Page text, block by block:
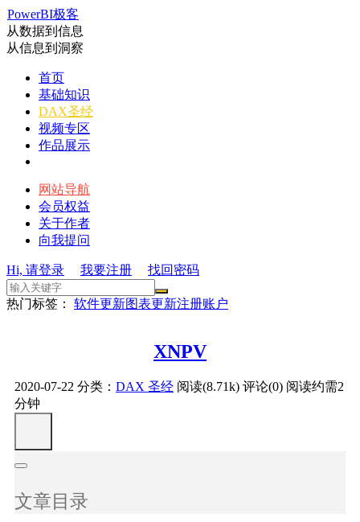
PowerBI极客
从数据到信息
从信息到洞察
首页
基础知识
DAX圣经
视频专区
作品展示
网站导航
会员权益
关于作者
向我提问
Hi, 请登录 我要注册 找回密码
热门标签： 软件更新图表更新注册账户
XNPV
2020-07-22 分类： DAX 圣经 阅读(8.71k) 评论(0) 阅读约需2
分钟
文章目录